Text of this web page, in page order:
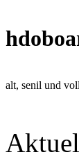
alt, senil und